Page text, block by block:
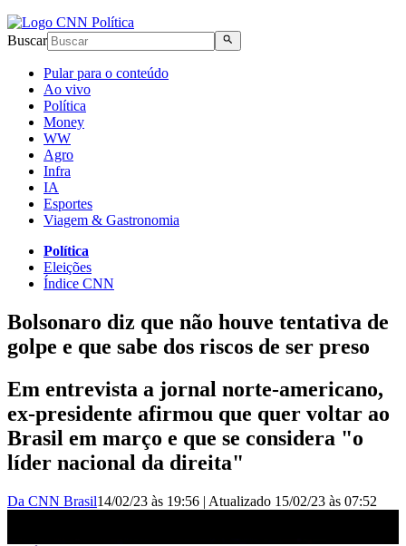
Buscar
Pular para o conteúdo
Ao vivo
Política
Money
WW
Agro
Infra
IA
Esportes
Viagem & Gastronomia
Política
Eleições
Índice CNN
Bolsonaro diz que não houve tentativa de
golpe e que sabe dos riscos de ser preso
Em entrevista a jornal norte-americano,
ex-presidente afirmou que quer voltar ao
Brasil em março e que se considera "o
líder nacional da direita"
Da CNN Brasil14/02/23 às 19:56 | Atualizado 15/02/23 às 07:52